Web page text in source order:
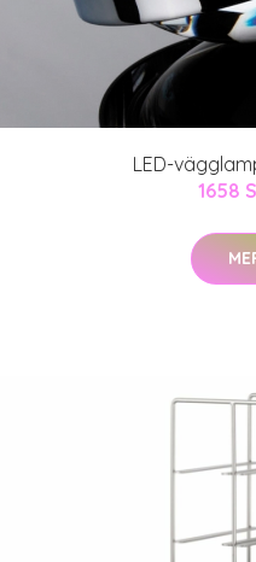
LED-
1658